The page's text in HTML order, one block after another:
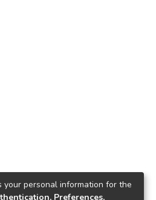
your personal information for the
Preferences,